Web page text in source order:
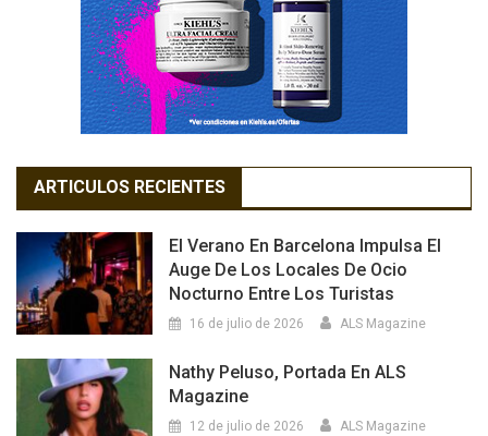
ARTICULOS RECIENTES
El Verano En Barcelona Impulsa El
Auge De Los Locales De Ocio
Nocturno Entre Los Turistas
16 de julio de 2026 ALS Magazine
Nathy Peluso, Portada En ALS
Magazine
12 de julio de 2026 ALS Magazine